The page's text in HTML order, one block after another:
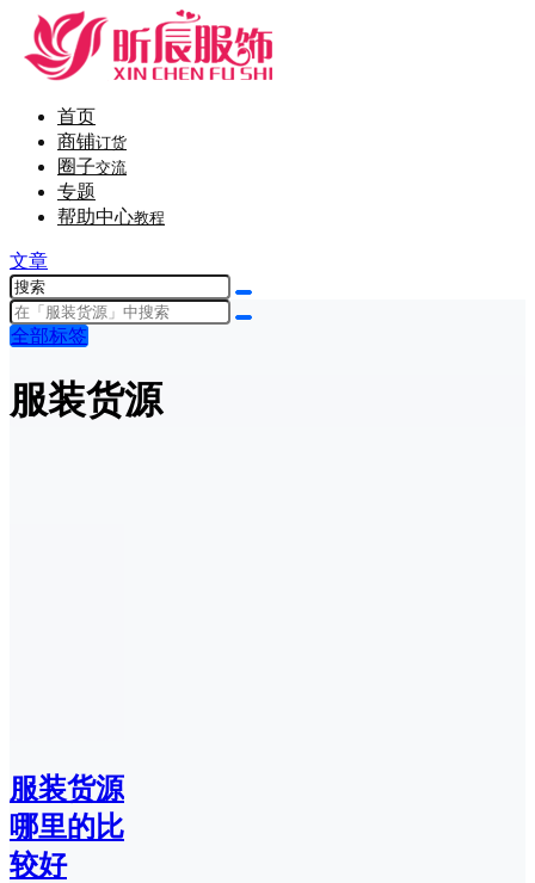
首页
商铺订货
圈子交流
专题
帮助中心教程
文章
全部标签
服装货源
服装货源
哪里的比
较好